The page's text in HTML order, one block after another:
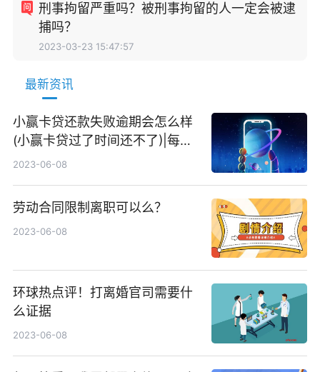
刑事拘留严重吗？被刑事拘留的人一定会被逮
捕吗？
2023-03-23 15:47:57
最新资讯
小赢卡贷还款失败逾期会怎么样
(小赢卡贷过了时间还不了)|每日
速递
2023-06-08
劳动合同限制离职可以么？
2023-06-08
环球热点评！打离婚官司需要什
么证据
2023-06-08